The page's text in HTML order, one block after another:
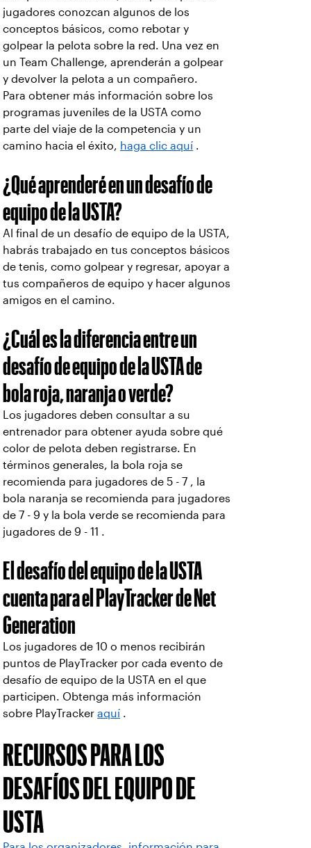
jugadores conozcan algunos de los
conceptos básicos, como rebotar y
golpear la pelota sobre la red. Una vez en
un Team Challenge, aprenderán a golpear
y devolver la pelota a un compañero.
Para obtener más información sobre los
programas juveniles de la USTA como
parte del viaje de la competencia y un
camino hacia el éxito, haga clic aquí .
¿Qué aprenderé en un desafío de
equipo de la USTA?
Al final de un desafío de equipo de la USTA,
habrás trabajado en tus conceptos básicos
de tenis, como golpear y regresar, apoyar a
tus compañeros de equipo y hacer algunos
amigos en el camino.
¿Cuál es la diferencia entre un
desafío de equipo de la USTA de
bola roja, naranja o verde?
Los jugadores deben consultar a su
entrenador para obtener ayuda sobre qué
color de pelota deben registrarse. En
términos generales, la bola roja se
recomienda para jugadores de 5 - 7 , la
bola naranja se recomienda para jugadores
de 7 - 9 y la bola verde se recomienda para
jugadores de 9 - 11 .
El desafío del equipo de la USTA
cuenta para el PlayTracker de Net
Generation
Los jugadores de 10 o menos recibirán
puntos de PlayTracker por cada evento de
desafío de equipo de la USTA en el que
participen. Obtenga más información
sobre PlayTracker aquí .
RECURSOS PARA LOS
DESAFÍOS DEL EQUIPO DE
USTA